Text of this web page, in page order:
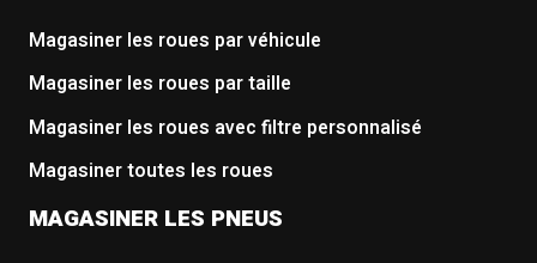
Magasiner les roues par véhicule
Magasiner les roues par taille
Magasiner les roues avec filtre personnalisé
Magasiner toutes les roues
MAGASINER LES PNEUS